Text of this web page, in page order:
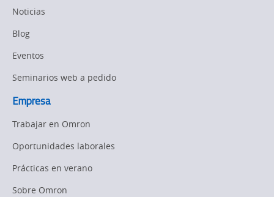
móviles
Noticias
Blog
Eventos
Seminarios web a pedido
Empresa
Trabajar en Omron
Oportunidades laborales
Prácticas en verano
Sobre Omron